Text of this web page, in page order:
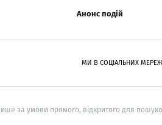
Анонс подій
МИ В СОЦІАЛЬНИХ
за умови прямого, відкритого для